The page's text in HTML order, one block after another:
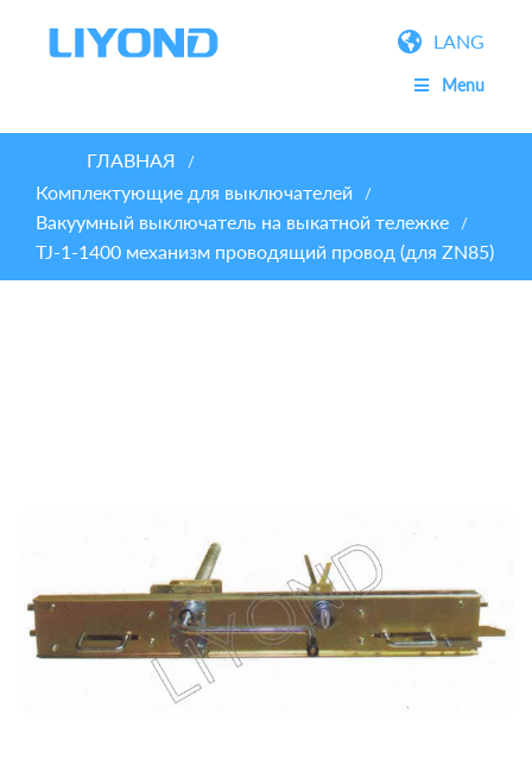
LANG
Menu
ГЛАВНАЯ /
Комплектующие для выключателей /
Вакуумный выключатель на выкатной тележке /
TJ-1-1400 механизм проводящий провод (для ZN85)